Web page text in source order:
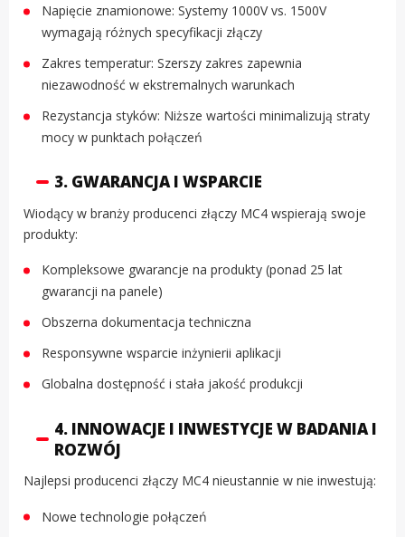
Napięcie znamionowe: Systemy 1000V vs. 1500V
wymagają różnych specyfikacji złączy
Zakres temperatur: Szerszy zakres zapewnia
niezawodność w ekstremalnych warunkach
Rezystancja styków: Niższe wartości minimalizują straty
mocy w punktach połączeń
3. GWARANCJA I WSPARCIE
Wiodący w branży producenci złączy MC4 wspierają swoje
produkty:
Kompleksowe gwarancje na produkty (ponad 25 lat
gwarancji na panele)
Obszerna dokumentacja techniczna
Responsywne wsparcie inżynierii aplikacji
Globalna dostępność i stała jakość produkcji
4. INNOWACJE I INWESTYCJE W BADANIA I
ROZWÓJ
Najlepsi producenci złączy MC4 nieustannie w nie inwestują:
Nowe technologie połączeń